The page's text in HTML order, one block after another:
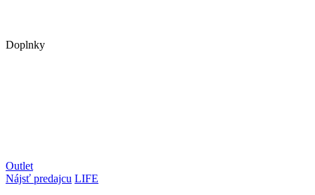
Doplnky
Outlet
Nájsť predajcu LIFE